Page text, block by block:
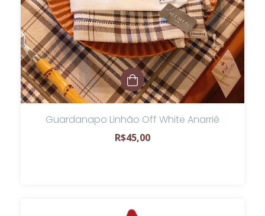
Guardanapo Linhão Off White Anarriê
R$45,00